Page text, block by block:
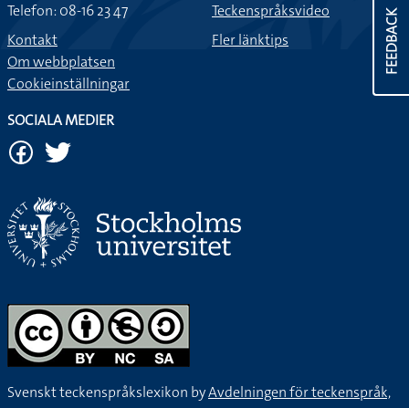
FEEDBACK
Telefon: 08-16 23 47
Kontakt
Om webbplatsen
Cookieinställningar
Teckenspråksvideo
Fler länktips
SOCIALA MEDIER
Svenskt teckenspråkslexikon byAvdelningen för teckenspråk,